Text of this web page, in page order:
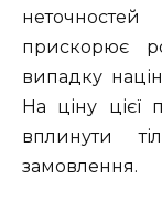
прискорює
випадку
На ціну цієї
вплинути
замовлення.